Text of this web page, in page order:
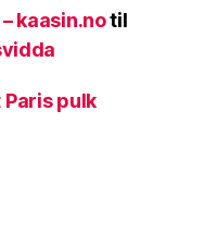
kaasin.notil
pulk